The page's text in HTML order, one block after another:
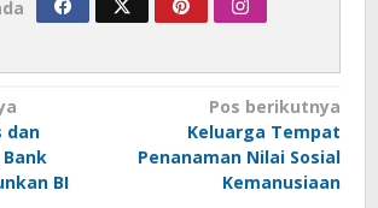
dan
BI
Pos berikutnya
Keluarga Tempat
Penanaman Nilai Sosial
Kemanusiaan